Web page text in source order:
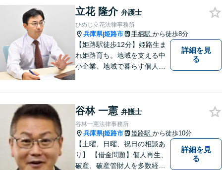
立花 隆介 弁護士
ひめじ立花法律事務所
兵庫県|姫路市 手柄駅 から徒歩8分
【姫路駅徒歩12分】姫路生ま
れ姫路育ち。地域を支える中
小企業、地域で暮らす個人に
済など幅広い問題に積極的に
取り組みます。お気軽にご相
談ください。
詳細を見
る
谷林 一憲 弁護士
谷林一憲法律事務所
兵庫県|姫路市 姫路駅 から徒歩10分
【土曜、日曜、祝日の相談あ
り】 【借金問題】個人再生、
破産、破産管財人を多数経
詳細を見
る